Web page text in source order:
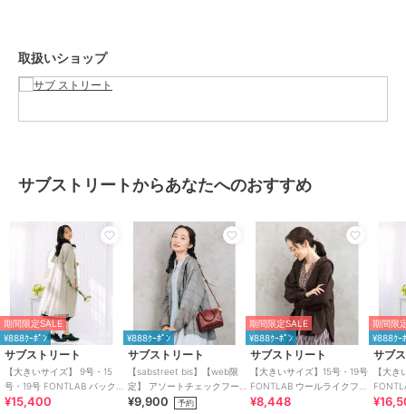
裏地：なし
ポケット：あり
ベーシックなカットソーを軸とするロサンゼルスブランド。
りが特徴。
■インポートブランドコンセプト■
『Free Mind』をコンセプトにトレンドを取り入れ,質感にもこだわる
デイリーなカジュアルウェアをヨーロッパ・アメリカを中心にワール
ドワイドにセレクト。
インポートらしい高感度なデザインに加え,日本人の体形に合わせてリ
サイズすることで,シルエットや着心地の良さも叶えます。
大きいサイズ レディース ブランド 通販,LL・3L・4L・5L・6L・7L,
13号・15号・17号・19号・21号・23号取り扱い
取扱いショップ
サブストリートからあなたへのおすすめ
期間限定SALE
¥888ｸｰﾎﾟﾝ
サブストリート
【大きいサイズ】 9号・15
号・19号 FONTLAB バックチ
ュールロングMA-1
¥15,400
¥888ｸｰﾎﾟﾝ
サブストリート
【sabstreet bis】【web限
定】 アソートチェックフーデ
ィシアーブルゾン
¥9,900 予約
期間限定SALE
¥888ｸｰﾎﾟﾝ
サブストリート
【大きいサイズ】15号・19号
FONTLAB ウールライクフー
ディーブラウスブルゾン
¥8,448
期間限
¥888ｸｰ
サブ
【大
ング